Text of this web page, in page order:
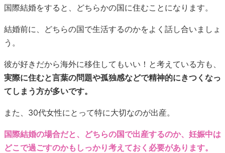
国際結婚をすると、どちらかの国に住むことになります。
結婚前に、どちらの国で生活するのかをよく話し合いましょ
う。
彼が好きだから海外に移住してもいい！と考えている方も、
実際に住むと言葉の問題や孤独感などで精神的にきつくなっ
てしまう方が多いです。
また、30代女性にとって特に大切なのが出産。
国際結婚の場合だと、どちらの国で出産するのか、妊娠中は
どこで過ごすのかもしっかり考えておく必要があります。